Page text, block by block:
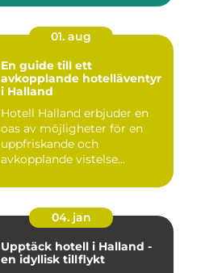
01. aug
En guide till ett
avkopplande hotelläventyr
i Halland
Hotell Halland erbjuder en
oas av möjligheter för en
uppfriskande och
avkopplande vistelse...
04. jan
Upptäck hotell i Halland -
en idyllisk tillflykt